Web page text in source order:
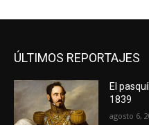
ÚLTIMOS REPORTAJES
El
1839
agosto 6,